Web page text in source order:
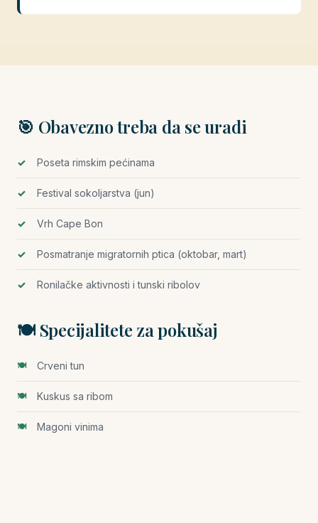
🎯 Obavezno treba da se uradi
Poseta rimskim pećinama
Festival sokoljarstva (jun)
Vrh Cape Bon
Posmatranje migratornih ptica (oktobar, mart)
Ronilačke aktivnosti i tunski ribolov
🍽️ Specijalitete za pokušaj
Crveni tun
Kuskus sa ribom
Magoni vinima